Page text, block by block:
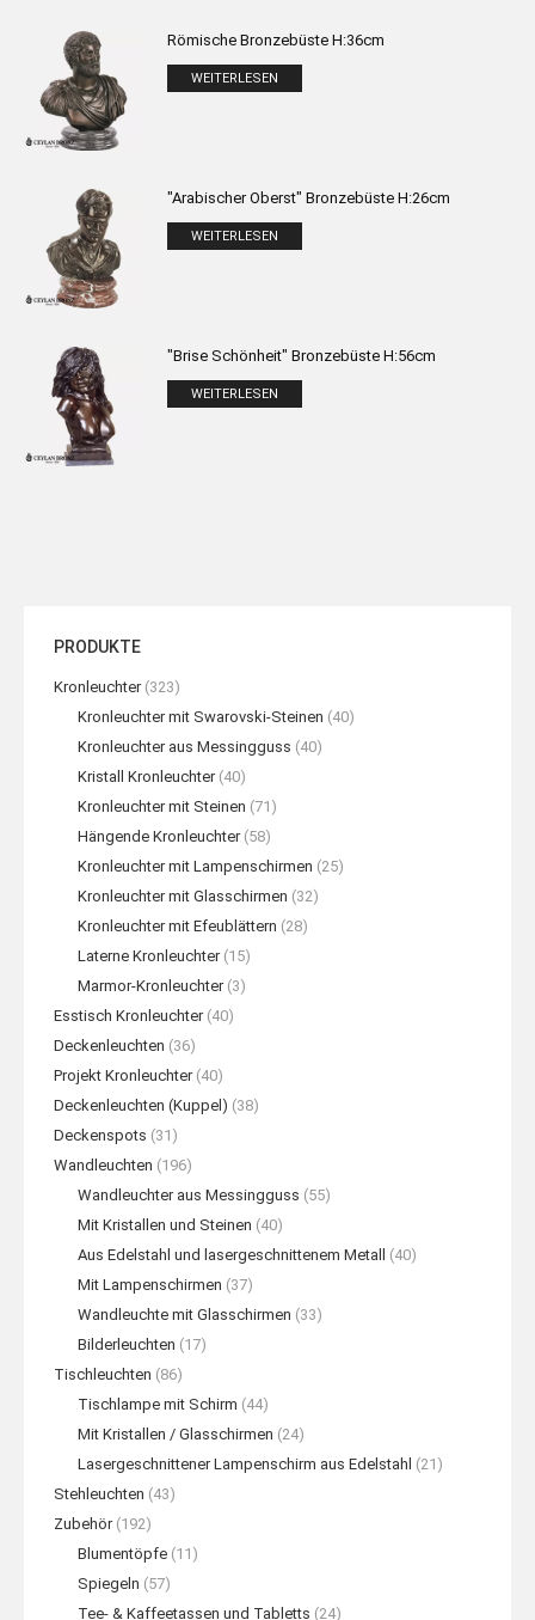
Römische Bronzebüste H:36cm
WEITERLESEN
"Arabischer Oberst" Bronzebüste H:26cm
WEITERLESEN
"Brise Schönheit" Bronzebüste H:56cm
WEITERLESEN
PRODUKTE
Kronleuchter (323)
Kronleuchter mit Swarovski-Steinen (40)
Kronleuchter aus Messingguss (40)
Kristall Kronleuchter (40)
Kronleuchter mit Steinen (71)
Hängende Kronleuchter (58)
Kronleuchter mit Lampenschirmen (25)
Kronleuchter mit Glasschirmen (32)
Kronleuchter mit Efeublättern (28)
Laterne Kronleuchter (15)
Marmor-Kronleuchter (3)
Esstisch Kronleuchter (40)
Deckenleuchten (36)
Projekt Kronleuchter (40)
Deckenleuchten (Kuppel) (38)
Deckenspots (31)
Wandleuchten (196)
Wandleuchter aus Messingguss (55)
Mit Kristallen und Steinen (40)
Aus Edelstahl und lasergeschnittenem Metall
(40)
Mit Lampenschirmen (37)
Wandleuchte mit Glasschirmen (33)
Bilderleuchten (17)
Tischleuchten (86)
Tischlampe mit Schirm (44)
Mit Kristallen / Glasschirmen (24)
Lasergeschnittener Lampenschirm aus Edelstahl (21)
Stehleuchten (43)
Zubehör (192)
Blumentöpfe (11)
Spiegeln (57)
Tee- & Kaffeetassen und Tabletts (24)